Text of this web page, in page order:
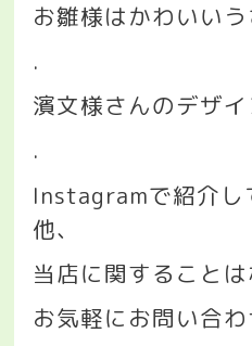
お雛様はかわいいう
.
濱文様さんのデザ
.
Instagramで紹介し
他、
当店に関すること
お気軽にお問い合